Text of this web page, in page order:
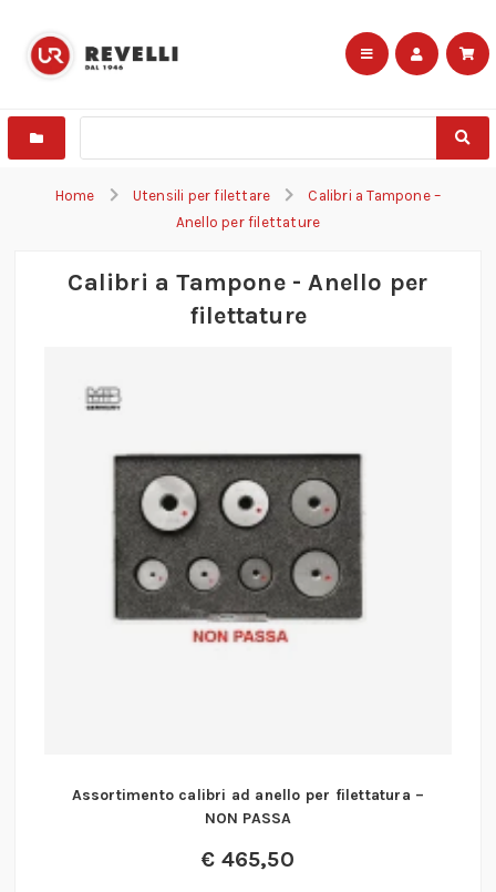
Home Utensili per filettare
Calibri a Tampone –
Anello per filettature
Calibri a Tampone - Anello per
filettature
Assortimento calibri ad anello per filettatura –
NON PASSA
€ 465,50